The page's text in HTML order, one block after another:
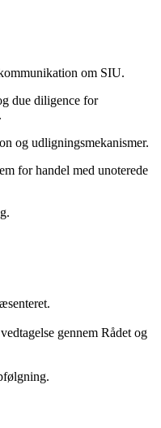
om SIU.
due diligence for
og udligningsmekanismer.
for handel med unoterede
gennem Rådet og